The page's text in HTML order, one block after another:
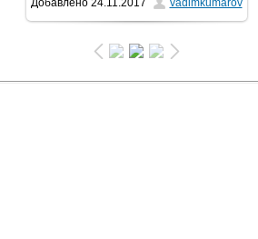
43.2Kb
Добавлено24.11.2017 vadimkumarov